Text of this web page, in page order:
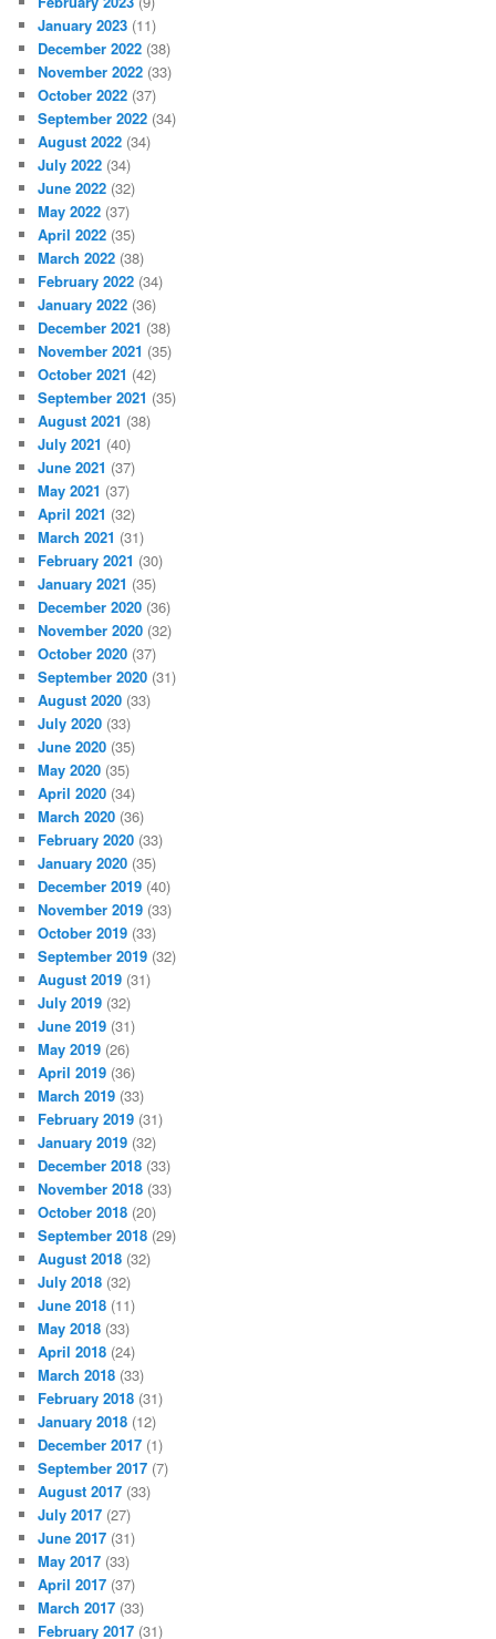
January 2023 (11)
December 2022 (38)
November 2022 (33)
October 2022 (37)
September 2022 (34)
August 2022 (34)
July 2022 (34)
June 2022 (32)
May 2022 (37)
April 2022 (35)
March 2022 (38)
February 2022 (34)
January 2022 (36)
December 2021 (38)
November 2021 (35)
October 2021 (42)
September 2021 (35)
August 2021 (38)
July 2021 (40)
June 2021 (37)
May 2021 (37)
April 2021 (32)
March 2021 (31)
February 2021 (30)
January 2021 (35)
December 2020 (36)
November 2020 (32)
October 2020 (37)
September 2020 (31)
August 2020 (33)
July 2020 (33)
June 2020 (35)
May 2020 (35)
April 2020 (34)
March 2020 (36)
February 2020 (33)
January 2020 (35)
December 2019 (40)
November 2019 (33)
October 2019 (33)
September 2019 (32)
August 2019 (31)
July 2019 (32)
June 2019 (31)
May 2019 (26)
April 2019 (36)
March 2019 (33)
February 2019 (31)
January 2019 (32)
December 2018 (33)
November 2018 (33)
October 2018 (20)
September 2018 (29)
August 2018 (32)
July 2018 (32)
June 2018 (11)
May 2018 (33)
April 2018 (24)
March 2018 (33)
February 2018 (31)
January 2018 (12)
December 2017 (1)
September 2017 (7)
August 2017 (33)
July 2017 (27)
June 2017 (31)
May 2017 (33)
April 2017 (37)
March 2017 (33)
February 2017 (31)